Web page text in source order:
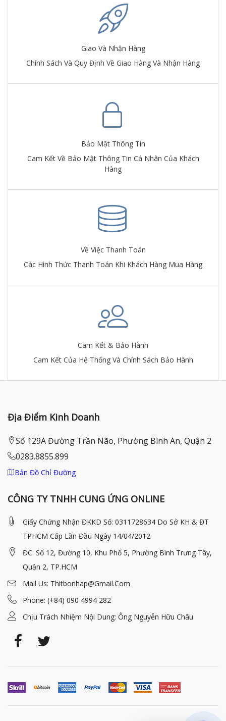
Giao Và Nhận Hàng
Chính Sách Và Quy Định Về Giao Hàng Và Nhận Hàng
Bảo Mật Thông Tin
Cam Kết Về Bảo Mật Thông Tin Cá Nhân Của Khách
Hàng
Về Việc Thanh Toán
Các Hình Thức Thanh Toán Khi Khách Hàng Mua Hàng
Cam Kết & Bảo Hành
Cam Kết Của Hệ Thống Và Chính Sách Bảo Hành
Địa Điểm Kinh Doanh
Số 129A Đường Trần Não, Phường Bình An, Quận 2
0283.8855.899
Bản Đồ Chỉ Đường
CÔNG TY TNHH CUNG ỨNG ONLINE
Giấy Chứng Nhận ĐKKD Số: 0311728634 Do Sở KH & ĐT
TPHCM Cấp Lần Đầu Ngày 14/04/2012
ĐC: Số 12, Đường 10, Khu Phố 5, Phường Bình Trưng Tây,
Quận 2, TP.HCM
Mail Us: Thitbonhap@Gmail.com
Phone: (+84) 090 4994 282
Chịu Trách Nhiệm Nội Dung: Ông Nguyễn Hữu Châu